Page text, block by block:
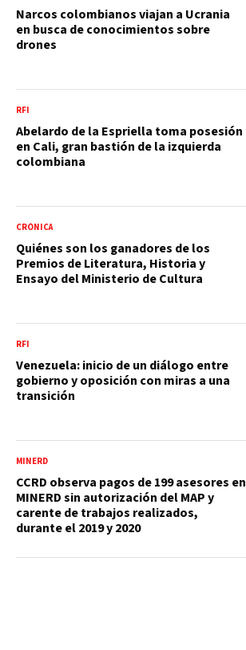
Narcos colombianos viajan a Ucrania
en busca de conocimientos sobre
drones
RFI
Abelardo de la Espriella toma posesión
en Cali, gran bastión de la izquierda
colombiana
CRÓNICA
Quiénes son los ganadores de los
Premios de Literatura, Historia y
Ensayo del Ministerio de Cultura
RFI
Venezuela: inicio de un diálogo entre
gobierno y oposición con miras a una
transición
MINERD
CCRD observa pagos de 199 asesores en
MINERD sin autorización del MAP y
carente de trabajos realizados,
durante el 2019 y 2020